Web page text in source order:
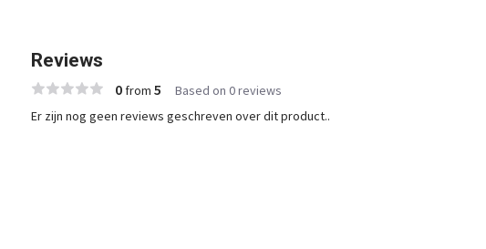
Reviews
0from 5 Based on 0 reviews
Er zijn nog geen reviews geschreven over dit product..